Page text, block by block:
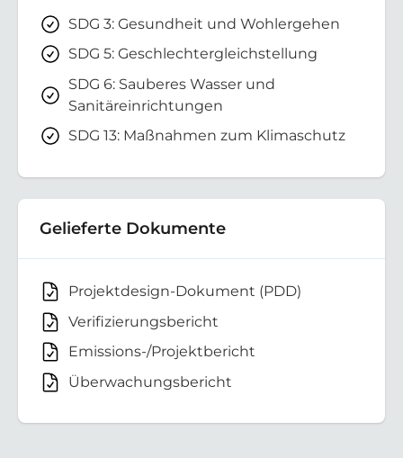
SDG 3: Gesundheit und Wohlergehen
SDG 5: Geschlechtergleichstellung
SDG 6: Sauberes Wasser und
Sanitäreinrichtungen
SDG 13: Maßnahmen zum Klimaschutz
Gelieferte Dokumente
Projektdesign-Dokument (PDD)
Verifizierungsbericht
Emissions-/Projektbericht
Überwachungsbericht